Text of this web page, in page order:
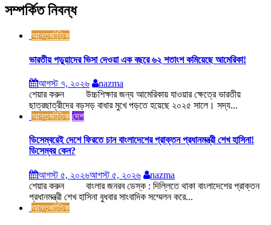
সম্পর্কিত নিবন্ধ
আন্তর্জাতিক
ভারতীয় পড়ুয়াদের ভিসা দেওয়া এক বছরে ৬২ শতাংশ কমিয়েছে আমেরিকা!
আগস্ট ৭, ২০২৬
nazma
শেয়ার করুন উচ্চশিক্ষার জন্য আমেরিকায় যাওয়ার ক্ষেত্রে ভারতীয়
ছাত্রছাত্রীদের বড়সড় বাধার মুখে পড়তে হয়েছে ২০২৫ সালে। সদ্য...
আন্তর্জাতিক দেশ
ডিসেম্বরেই দেশে ফিরতে চান বাংলাদেশের প্রাক্তন প্রধানমন্ত্রী শেখ হাসিনা!
ডিসেম্বর কেন?
আগস্ট ৫, ২০২৬আগস্ট ৫, ২০২৬
nazma
শেয়ার করুন বাংলার জনরব ডেস্ক : দিল্লিতে থাকা বাংলাদেশের প্রাক্তন
প্রধানমন্ত্রী শেখ হাসিনা বুধবার সাংবাদিক সম্মেলন করে...
আন্তর্জাতিক